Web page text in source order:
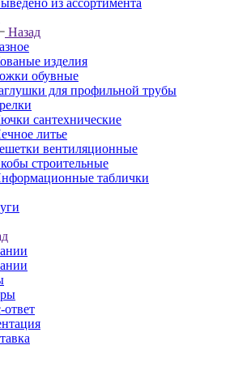
из ассортимента
Назад
изделия
обувные
для профильной трубы
сантехнические
литье
вентиляционные
строительные
таблички